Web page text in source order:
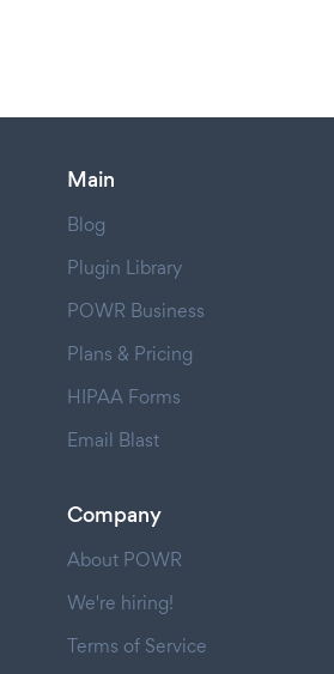
Main
Blog
Plugin Library
POWR Business
Plans & Pricing
HIPAA Forms
Email Blast
Company
About POWR
We're hiring!
Terms of Service